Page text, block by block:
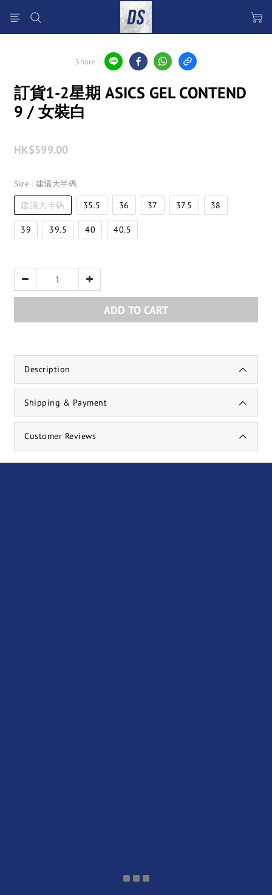
Share
訂貨1-2星期 ASICS GEL CONTEND
9 / 女裝白
HK$599.00
Size : 建議大半碼
建議大半碼 35.5 36 37 37.5 38
39 39.5 40 40.5
ADD TO CART
Description
Shipping & Payment
Customer Reviews